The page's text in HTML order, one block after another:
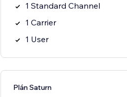
1 Standard Channel
1 Carrier
1 User
Plán Saturn